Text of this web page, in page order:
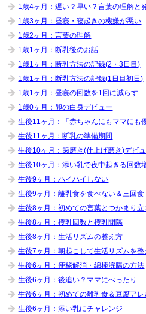
1歳4ヶ月：遅い？早い？言葉の理解と
1歳3ヶ月：昼寝・寝起きの機嫌が悪い
1歳2ヶ月：言葉の理解
1歳1ヶ月：断乳後のお話
1歳1ヶ月：断乳方法の記録(2・3日目)
1歳1ヶ月：断乳方法の記録(1日目初日)
1歳1ヶ月：昼寝の回数を1回に減らす
1歳0ヶ月：卵の白身デビュー
生後11ヶ月：「赤ちゃんにもママにも
生後11ヶ月：断乳の準備期間
生後10ヶ月：歯磨き(仕上げ磨き)デビ
生後10ヶ月：添い乳で夜中起きる回数
生後9ヶ月：ハイハイしない
生後9ヶ月：離乳食を食べない＆三回食
生後8ヶ月：初めての言葉とつかまり立
生後8ヶ月：授乳回数と授乳間隔
生後8ヶ月：生活リズムの整え方
生後7ヶ月：朝起こして生活リズムを整
生後6ヶ月：便秘解消・綿棒浣腸の方法
生後6ヶ月：後追い？ママにべったり
生後6ヶ月：初めての離乳食＆豆腐アレ
生後6ヶ月：添い乳にチャレンジ